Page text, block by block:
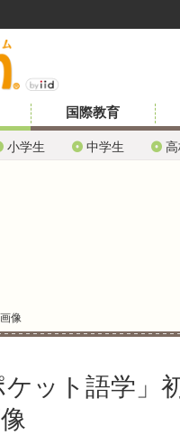
小学生 中学生
国際教育
像
ット語学」